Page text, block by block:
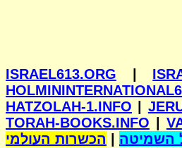
ISRAEL613.ORG
HATZOLAH-1.INFO
TORAH-BOOKS.INFO
הכשרות העולמי
השמיטה